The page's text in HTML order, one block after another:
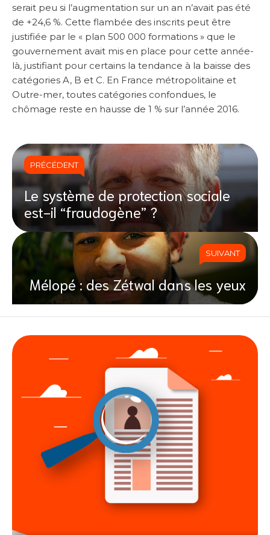
serait peu si l’augmentation sur un an n’avait pas été
de +24,6 %. Cette flambée des inscrits peut être
justifiée par le « plan 500 000 formations » que le
gouvernement avait mis en place pour cette année-
là, justifiant pour certains la tendance à la baisse des
catégories A, B et C. En France métropolitaine et
Outre-mer, toutes catégories confondues, le
chômage reste en hausse de 1 % sur l’année 2016.
PRÉCÉDENT
Le système de protection sociale
est-il “fraudogène” ?
SUIVANT
Mélopé : des Zétwal dans les yeux